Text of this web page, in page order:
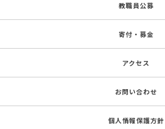
教職員公募
寄付・募金
アクセス
お問い合わせ
個人情報保護方針